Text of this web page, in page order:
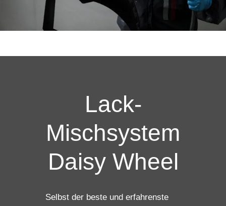
Lack-
Mischsystem
Daisy Wheel
Selbst der beste und erfahrenste